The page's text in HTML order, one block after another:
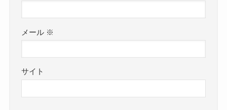
メール ※
サイト